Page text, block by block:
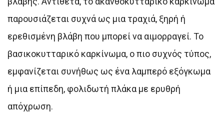
παρουσιάζεται συχνά ως μια τραχιά, ξηρή ή
ερεθισμένη βλάβη που μπορεί να αιμορραγεί. Το
βασικοκυτταρικό καρκίνωμα, ο πιο συχνός τύπος,
εμφανίζεται συνήθως ως ένα λαμπερό εξόγκωμα
ή μια επίπεδη, φολιδωτή πλάκα με ερυθρή
απόχρωση.